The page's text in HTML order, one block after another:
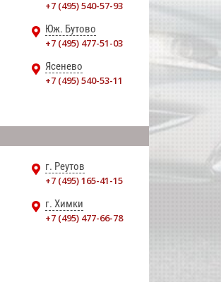
+7 (495) 540-57-93
Юж. Бутово
+7 (495) 477-51-03
Ясенево
+7 (495) 540-53-11
г. Реутов
+7 (495) 165-41-15
г. Химки
+7 (495) 477-66-78